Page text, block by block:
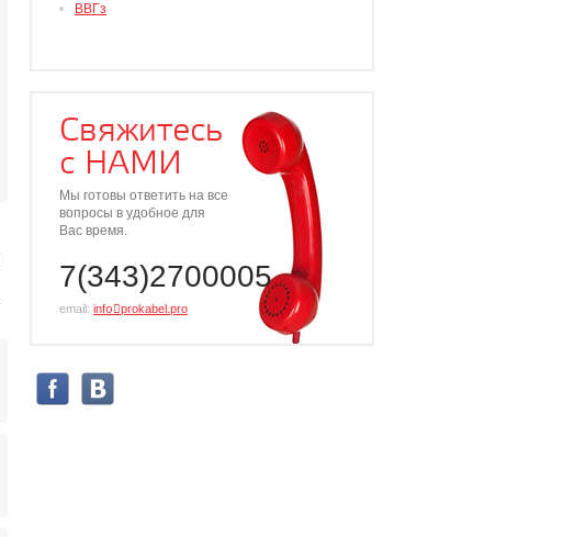
ВВГз
Свяжитесь
с НАМИ
Мы готовы ответить на все
вопросы в удобное для
Вас время.
7(343)2700005
email: info⃝prokabel.pro